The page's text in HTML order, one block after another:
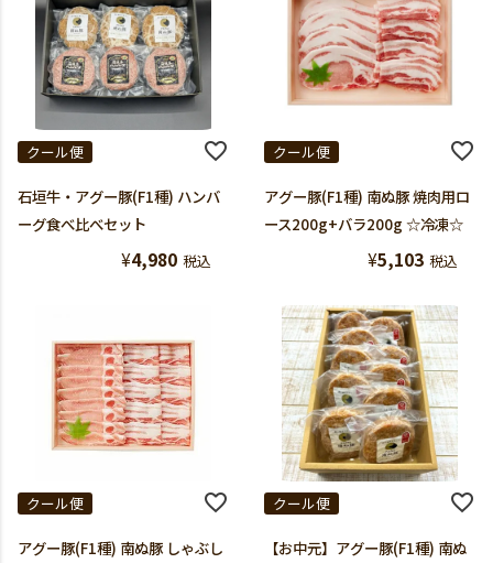
クール便
石垣牛・アグー豚(F1種) ハンバ
ーグ食べ比べセット
¥4,980 税込
クール便
アグー豚(F1種) 南ぬ豚 焼肉用ロ
ース200g+バラ200g ☆冷凍☆
¥5,103 税込
クール便
アグー豚(F1種) 南ぬ豚 しゃぶし
クール便
【お中元】アグー豚(F1種) 南ぬ